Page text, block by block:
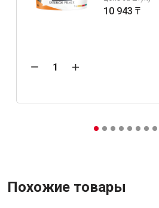
10 943 ₸
Похожие товары